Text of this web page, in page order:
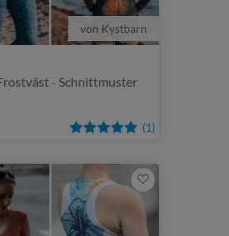
von Kystbarn
(1)
- Schnittmuster